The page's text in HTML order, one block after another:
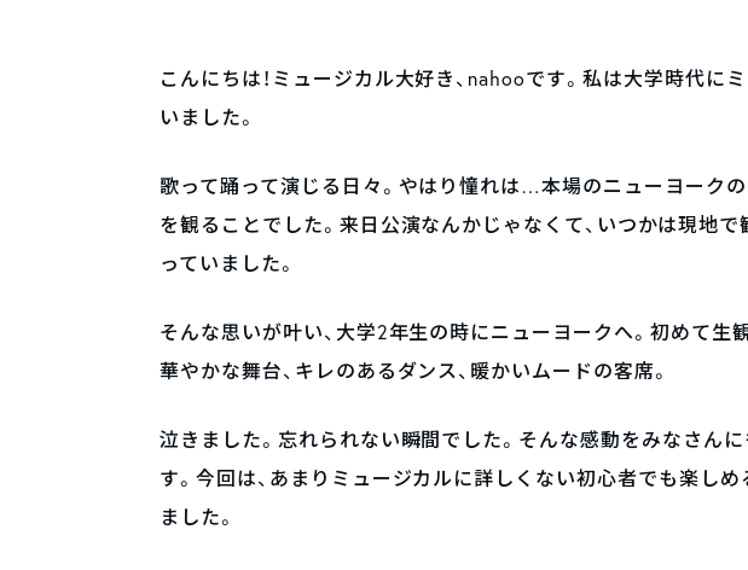
こんにちは！ミュージカル大好き、nahooです。私は大学時代に
いました。
歌って踊って演じる日々。やはり憧れは…本場のニューヨーク
を観ることでした。来日公演なんかじゃなくて、いつかは現地で
っていました。
そんな思いが叶い、大学2年生の時にニューヨークへ。初めて生
華やかな舞台、キレのあるダンス、暖かいムードの客席。
泣きました。忘れられない瞬間でした。そんな感動をみなさん
す。今回は、あまりミュージカルに詳しくない初心者でも楽し
ました。